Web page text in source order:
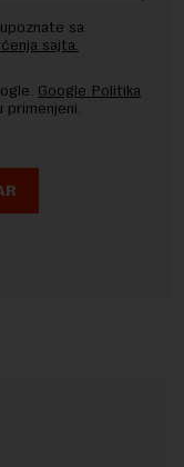
sa
sajta.
Google Politika
primenjeni.